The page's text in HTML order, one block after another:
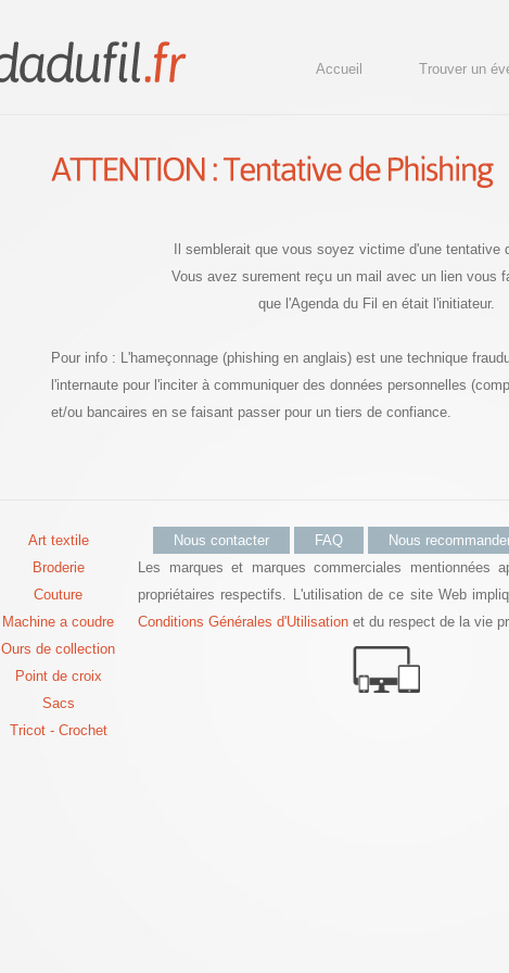
Accueil Trouver un
Il semblerait que vous soyez victime d'une tentative
Vous avez surement reçu un mail avec un lien vous
que l'Agenda du Fil en était l'initiateur.
Pour info : L'hameçonnage (phishing en anglais) est une technique
l'internaute pour l'inciter à communiquer des données personnelles
et/ou bancaires en se faisant passer pour un tiers de confiance.
Art textile
Broderie
Couture
Machine a coudre
Ours de collection
Point de croix
Sacs
Tricot - Crochet
Nous contacter FAQ Nous
Les marques et marques commerciales mentionnées
propriétaires respectifs. L'utilisation de ce site Web
Conditions Générales d'Utilisation et du respect de la vie